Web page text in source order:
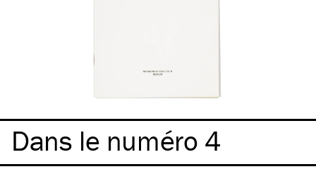
Dans le numéro 4